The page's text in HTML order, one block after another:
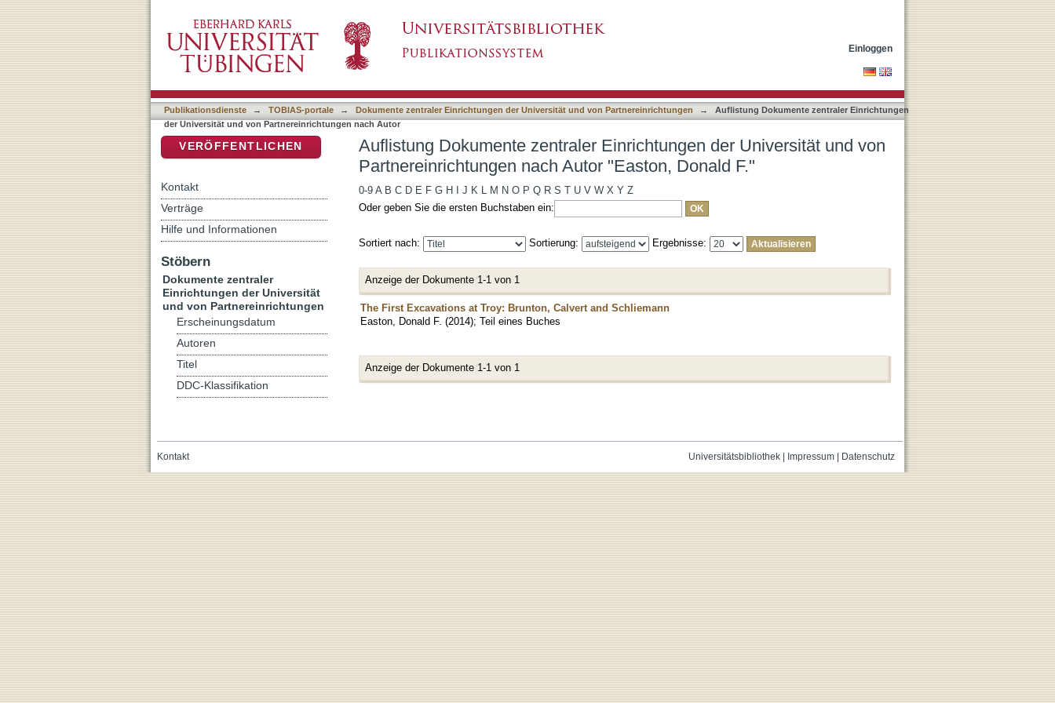
Autor "Easton, Donald F."
Einloggen
Publikationsdienste → TOBIAS-portale → Dokumente zentraler Einrichtungen der Universität und von Partnereinrichtungen →
Auflistung Dokumente zentraler Einrichtungen
der Universität und von Partnereinrichtungen nach Autor
Auflistung Dokumente zentraler Einrichtungen der Universität und von
Partnereinrichtungen nach Autor "Easton, Donald F."
0-9 A B C D E F G H J K L M N O P Q R S T U V W X Y Z
Oder geben Sie die ersten Buchstaben ein:
Sortiert nach: Sortierung: Ergebnisse:
Anzeige der Dokumente 1-1 von 1
The First Excavations at Troy: Brunton, Calvert and Schliemann
Easton, Donald F. (2014); Teil eines Buches
Anzeige der Dokumente 1-1 von 1
VERÖFFENTLICHEN
Kontakt
Verträge
Hilfe und Informationen
Stöbern
Dokumente zentraler
Einrichtungen der Universität
und von Partnereinrichtungen
Erscheinungsdatum
Autoren
Titel
DDC-Klassifikation
Universitätsbibliothek| Impressum| Datenschutz
Kontakt